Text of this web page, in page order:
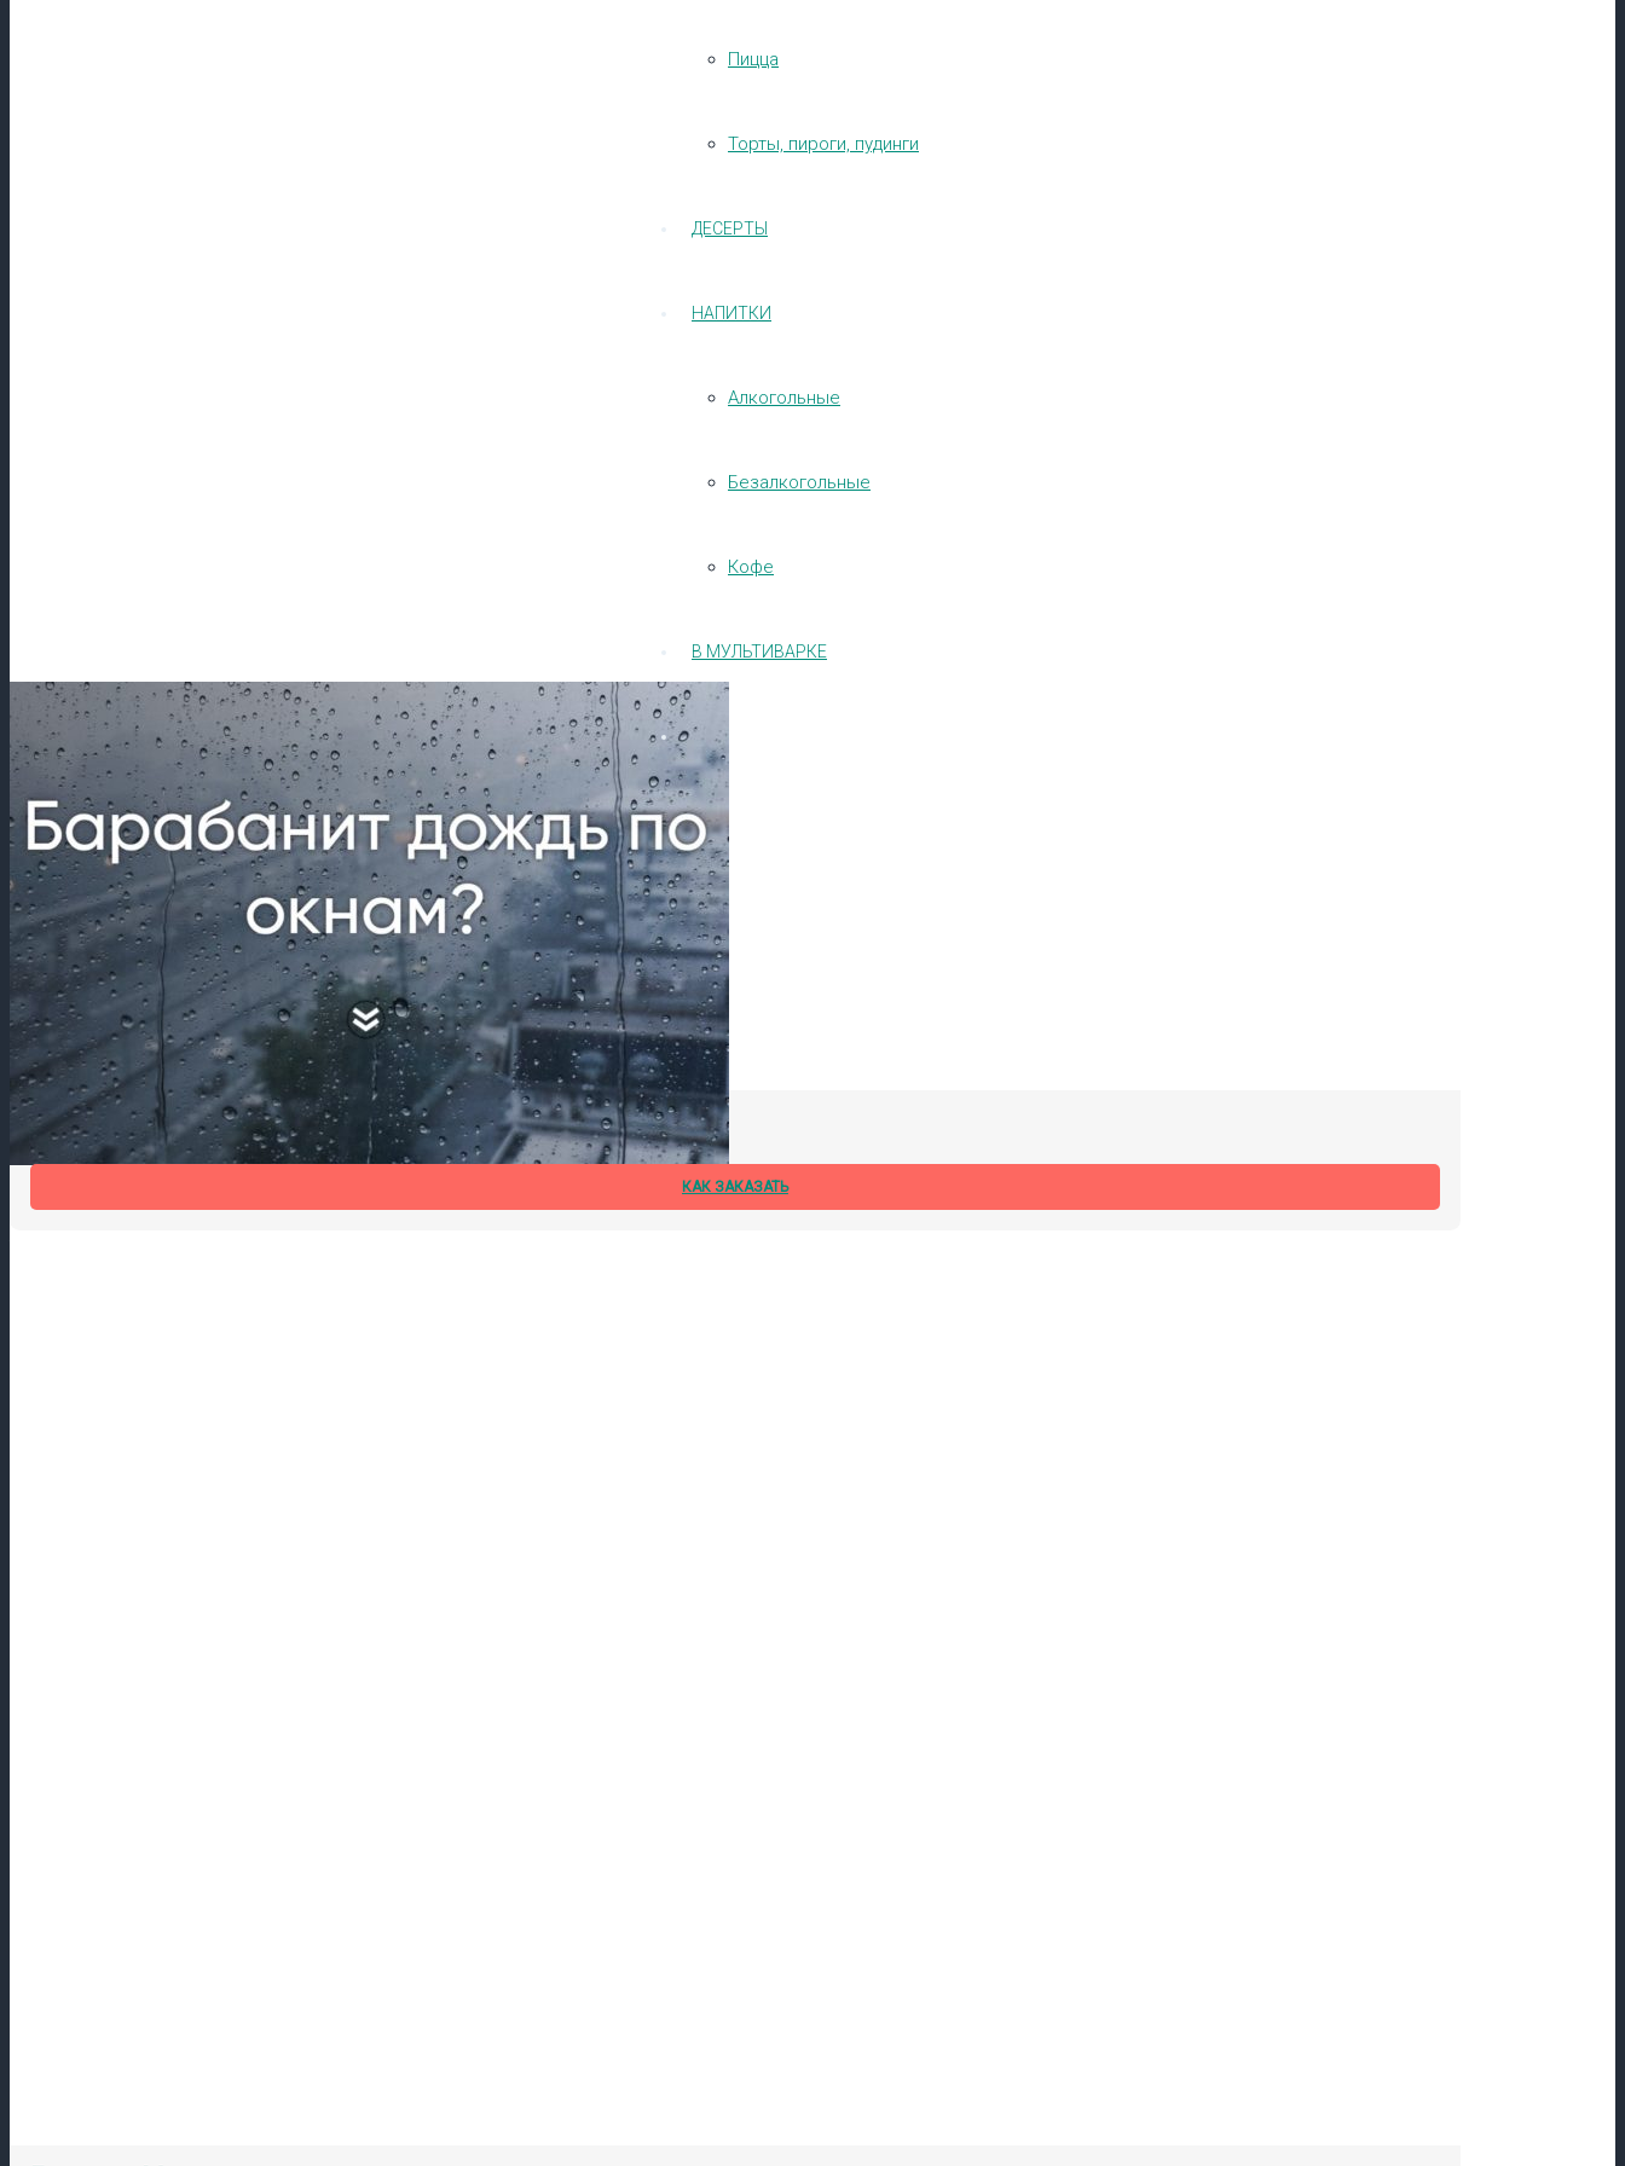
Пицца
Торты, пироги, пудинги
ДЕСЕРТЫ
НАПИТКИ
Алкогольные
Безалкогольные
Кофе
В МУЛЬТИВАРКЕ
Шум дождя мешает спать?
Шумогасящая накладка на отлив Антидождь избавит от шума дождя
КАК ЗАКАЗАТЬ